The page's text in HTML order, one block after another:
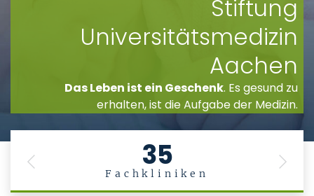
Stiftung
Universitätsmedizin
Aachen
Das Leben ist ein Geschenk. Es gesund zu
erhalten, ist die Aufgabe der Medizin.
35
Fachkliniken
Previous Next